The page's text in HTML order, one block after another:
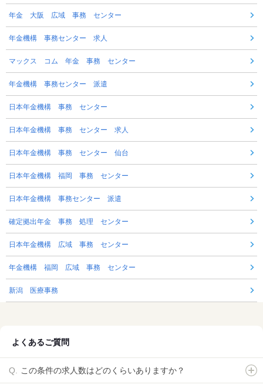
年金 大阪 広域 事務 センター
年金機構 事務センター 求人
マックス コム 年金 事務 センター
年金機構 事務センター 派遣
日本年金機構 事務 センター
日本年金機構 事務 センター 求人
日本年金機構 事務 センター 仙台
日本年金機構 福岡 事務 センター
日本年金機構 事務センター 派遣
確定拠出年金 事務 処理 センター
日本年金機構 広域 事務 センター
年金機構 福岡 広域 事務 センター
新潟 医療事務
よくあるご質問
この条件の求人数はどのくらいありますか？